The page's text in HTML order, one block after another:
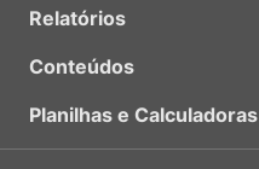
Relatórios
Conteúdos
Planilhas e Calculadoras